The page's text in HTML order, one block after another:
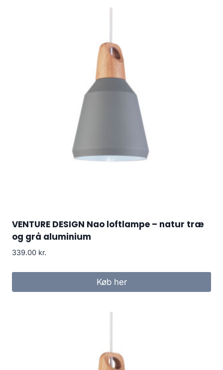
VENTURE DESIGN Nao loftlampe – natur træ
og grå aluminium
339.00 kr.
Køb her